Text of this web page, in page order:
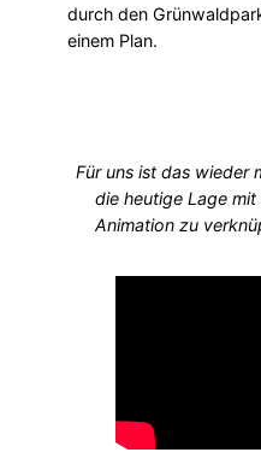
durch den
einem Plan.
Für uns ist das wieder
die heutige Lage
Animation zu